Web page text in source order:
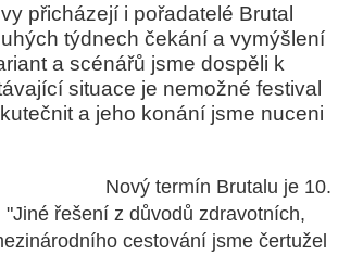
přicházejí i pořadatelé Brutal
týdnech čekání a vymýšlení
a scénářů jsme dospěli k
situace je nemožné festival
a jeho konání jsme nuceni
Nový termín Brutalu je 10.
řešení z důvodů zdravotních,
cestování jsme čertužel